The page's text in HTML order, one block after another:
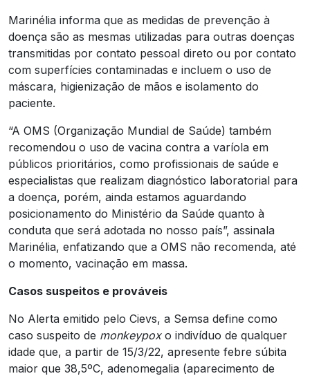
Marinélia informa que as medidas de prevenção à
doença são as mesmas utilizadas para outras doenças
transmitidas por contato pessoal direto ou por contato
com superfícies contaminadas e incluem o uso de
máscara, higienização de mãos e isolamento do
paciente.
“A OMS (Organização Mundial de Saúde) também
recomendou o uso de vacina contra a varíola em
públicos prioritários, como profissionais de saúde e
especialistas que realizam diagnóstico laboratorial para
a doença, porém, ainda estamos aguardando
posicionamento do Ministério da Saúde quanto à
conduta que será adotada no nosso país”, assinala
Marinélia, enfatizando que a OMS não recomenda, até
o momento, vacinação em massa.
Casos suspeitos e prováveis
No Alerta emitido pelo Cievs, a Semsa define como
caso suspeito de monkeypoxo indivíduo de qualquer
idade que, a partir de 15/3/22, apresente febre súbita
maior que 38,5ºC, adenomegalia (aparecimento de